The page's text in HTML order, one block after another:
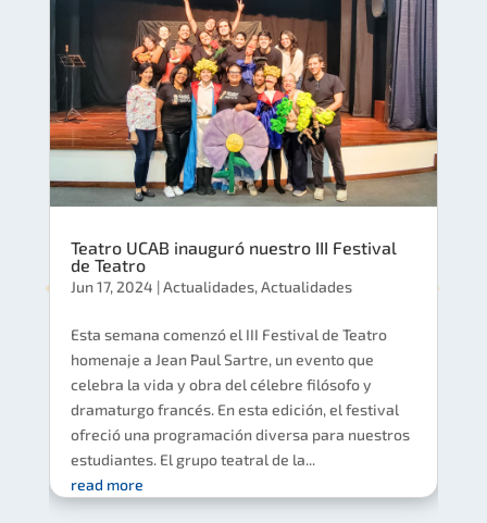
Teatro UCAB inauguró nuestro III Festival
de Teatro
Jun 17, 2024 |Actualidades,Actualidades
Esta semana comenzó el III Festival de Teatro
homenaje a Jean Paul Sartre, un evento que
celebra la vida y obra del célebre filósofo y
dramaturgo francés. En esta edición, el festival
ofreció una programación diversa para nuestros
estudiantes. El grupo teatral de la...
read more